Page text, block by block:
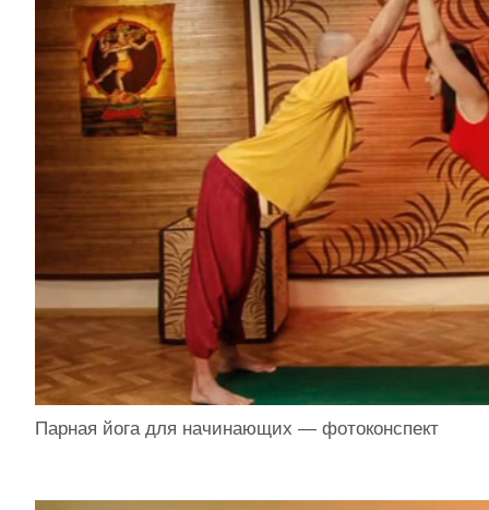
Парная йога для начинающих — фотоконспект